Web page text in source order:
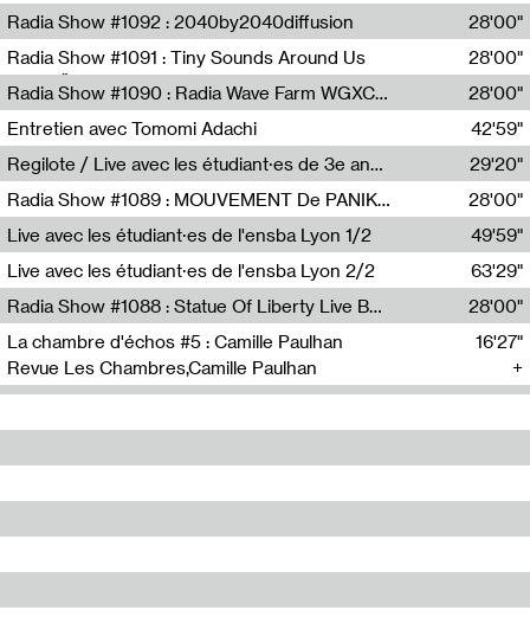
Meris Angioletti
Radia Show #1092 : 2040by2040diffusion
Diffusion FM
28'00"
Radia Show #1091 : Tiny Sounds Around Us
Radio Študent
28'00"
Radia Show #1090 : Radia Wave Farm WGXC Corey De Juan Sherrard Jr Startalk
Wave Farm
28'00"
Entretien avec Tomomi Adachi
Tomomi Adachi,Loraine Baud
42'59"
Regilote / Live avec les étudiant·es de 3e année de l'EMA
Nima Henryon,Athéna Noël,Amir Genillon,Ibourayane Ahmadi,Manelle Cherrih,Honorine Gibello,John Weeber,Manon Joseph
29'20"
Radia Show #1089 : MOUVEMENT De PANIK (Radio Panik)
Radio Panik
28'00"
Live avec les étudiant·es de l'ensba Lyon 1/2
49'59"
Live avec les étudiant·es de l'ensba Lyon 2/2
63'29"
Radia Show #1088 : Statue Of Liberty Live By Ed Baxter (Resonance)
Resonance
28'00"
La chambre d'échos #5 : Camille Paulhan
Revue Les Chambres,Camille Paulhan
16'27"